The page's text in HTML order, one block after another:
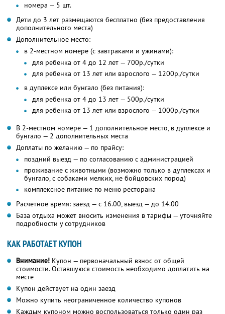
номера — 5 шт.
Дети до 3 лет размещаются бесплатно (без предоставления
дополнительного места)
Дополнительное место:
в 2-местном номере (с завтраками и ужинами):
для ребенка от 4 до 12 лет — 700р./сутки
для ребенка от 13 лет или взрослого — 1200р./сутки
в дуплексе или бунгало (без питания):
для ребенка от 4 до 13 лет — 500р./сутки
для ребенка от 13 лет или взрослого — 1000р./сутки
В 2-местном номере — 1 дополнительное место, в дуплексе и
бунгало — 2 дополнительных места
Доплаты по желанию — по прайсу:
поздний выезд — по согласованию с администрацией
проживание с животными (возможно только в дуплексах и
бунгало, с собаками мелких, не бойцовских пород)
комплексное питание по меню ресторана
Расчетное время: заезд — с 16.00, выезд — до 14.00
База отдыха может вносить изменения в тарифы — уточняйте
подробности у сотрудников
КАК РАБОТАЕТ КУПОН
Внимание! Купон — первоначальный взнос от общей
стоимости. Оставшуюся стоимость необходимо доплатить на
месте
Купон действует на один заезд
Можно купить неограниченное количество купонов
Каждым купоном можно воспользоваться только один раз